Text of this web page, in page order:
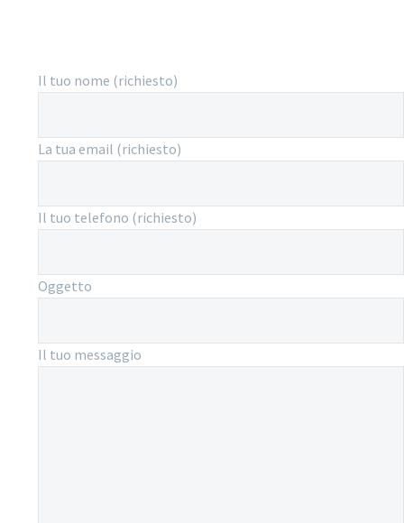
Il tuo nome (richiesto)
La tua email (richiesto)
Il tuo telefono (richiesto)
Oggetto
Il tuo messaggio